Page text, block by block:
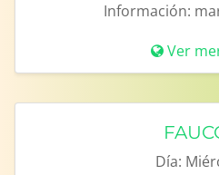
Información:
Ver
Día: